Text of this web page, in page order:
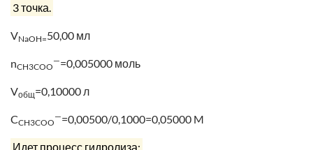
3 точка.
VNaOH=50,00 мл
nCH3COO
—=0,005000 моль
Vобщ=0,10000 л
CCH3COO
—=0,00500/0,1000=0,05000 M
Идет процесс гидролиза: